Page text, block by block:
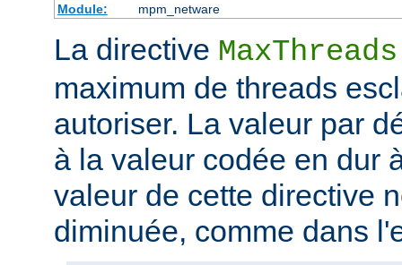
Module:
mpm_netware
La directive MaxThreads
maximum de threads
autoriser. La valeur par
à la valeur codée en dur
valeur de cette directive
diminuée, comme dans